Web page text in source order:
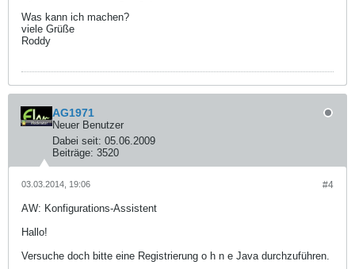
Was kann ich machen?
viele Grüße
Roddy
AG1971
Neuer Benutzer
Dabei seit: 05.06.2009
Beiträge: 3520
#4
03.03.2014, 19:06
AW: Konfigurations-Assistent
Hallo!
Versuche doch bitte eine Registrierung o h n e Java durchzuführen.